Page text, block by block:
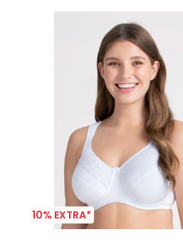
10% EXTRA*